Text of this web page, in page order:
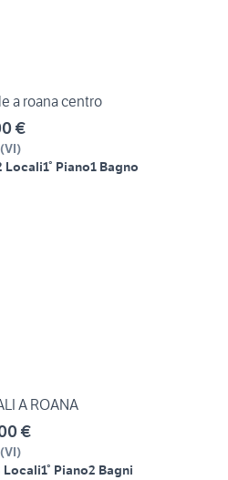
a roana centro
€
(VI)
Locali1° Piano1 Bagno
A ROANA
€
(VI)
Locali1° Piano2 Bagni